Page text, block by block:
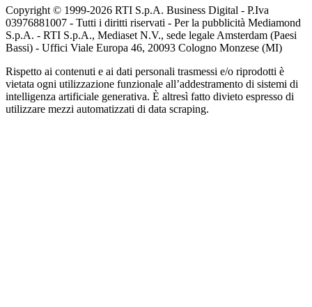
Copyright © 1999-2026 RTI S.p.A. Business Digital - P.Iva
03976881007 - Tutti i diritti riservati - Per la pubblicità Mediamond
S.p.A. - RTI S.p.A., Mediaset N.V., sede legale Amsterdam (Paesi
Bassi) - Uffici Viale Europa 46, 20093 Cologno Monzese (MI)
Rispetto ai contenuti e ai dati personali trasmessi e/o riprodotti è
vietata ogni utilizzazione funzionale all’addestramento di sistemi di
intelligenza artificiale generativa. È altresì fatto divieto espresso di
utilizzare mezzi automatizzati di data scraping.